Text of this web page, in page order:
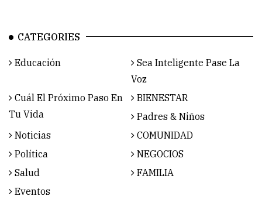
CATEGORIES
Educación
Sea Inteligente Pase La
Voz
Cuál El Próximo Paso En
Tu Vida
BIENESTAR
Padres & Niños
Noticias
COMUNIDAD
Política
NEGOCIOS
Salud
FAMILIA
Eventos